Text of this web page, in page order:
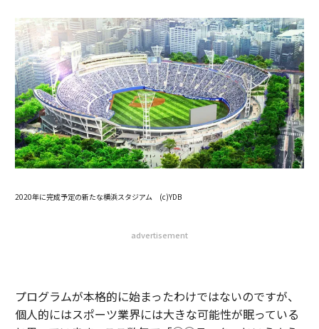
2020年に完成予定の新たな横浜スタジアム (c)YDB
advertisement
プログラムが本格的に始まったわけではないのですが、
個人的にはスポーツ業界には大きな可能性が眠っている